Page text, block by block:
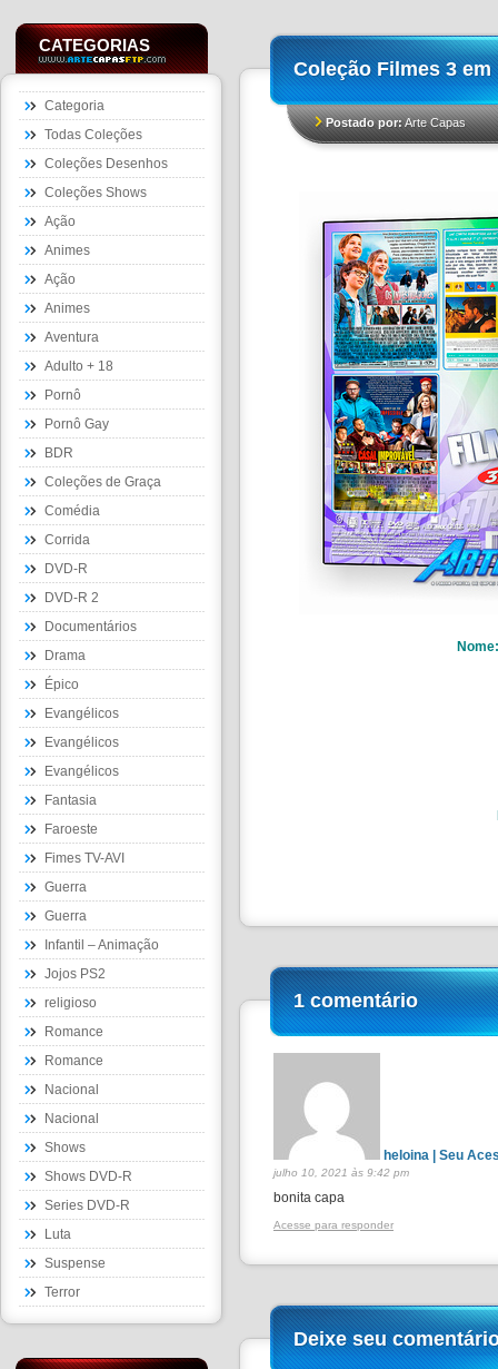
CATEGORIAS
Categoria
Todas Coleções
Coleções Desenhos
Coleções Shows
Ação
Animes
Ação
Animes
Aventura
Adulto + 18
Pornô
Pornô Gay
BDR
Coleções de Graça
Comédia
Corrida
DVD-R
DVD-R 2
Documentários
Drama
Épico
Evangélicos
Evangélicos
Evangélicos
Fantasia
Faroeste
Fimes TV-AVI
Guerra
Guerra
Infantil – Animação
Jojos PS2
religioso
Romance
Romance
Nacional
Nacional
Shows
Shows DVD-R
Series DVD-R
Luta
Suspense
Terror
Coleção Filmes 3 em
Postado por:Arte Capas
1 comentário
heloina | Seu
julho 10, 2021 às 9:42 pm
bonita capa
Acesse para responder
Deixe seu